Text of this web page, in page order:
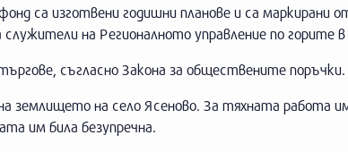
са изготвени годишни планове и са
на Регионалното управление по горите
съгласно Закона за обществените поръчки.
землището на село Ясеново. За тяхната работа
им била безупречна.